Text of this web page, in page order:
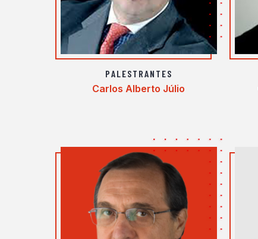
PALESTRANTES
Carlos Alberto Júlio